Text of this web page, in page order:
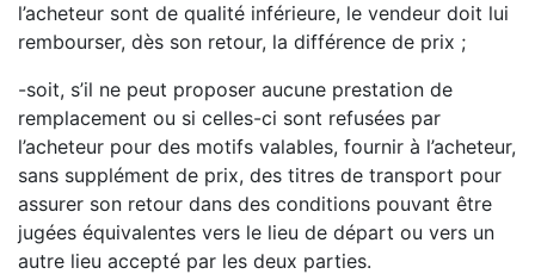
l’acheteur sont de qualité inférieure, le vendeur doit lui
rembourser, dès son retour, la différence de prix ;
-soit, s’il ne peut proposer aucune prestation de
remplacement ou si celles-ci sont refusées par
l’acheteur pour des motifs valables, fournir à l’acheteur,
sans supplément de prix, des titres de transport pour
assurer son retour dans des conditions pouvant être
jugées équivalentes vers le lieu de départ ou vers un
autre lieu accepté par les deux parties.